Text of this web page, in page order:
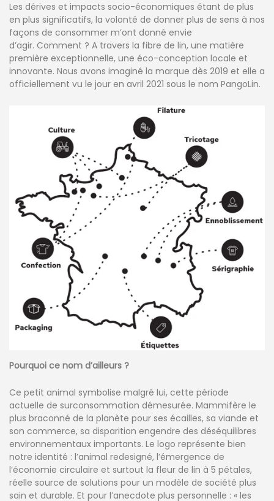
Les dérives et impacts socio-économiques étant de plus
en plus significatifs, la volonté de donner plus de sens à nos
façons de consommer m’ont donné envie
d’agir. Comment ? A travers la fibre de lin, une matière
première exceptionnelle, une éco-conception locale et
innovante. Nous avons imaginé la marque dès 2019 et elle a
officiellement vu le jour en avril 2021 sous le nom PangoLin.
Pourquoi ce nom d’ailleurs ?
Ce petit animal symbolise malgré lui, cette période
actuelle de surconsommation démesurée. Mammifère le
plus braconné de la planète pour ses écailles, sa viande et
son commerce, sa disparition engendre des déséquilibres
environnementaux importants. Le logo représente bien
notre identité : l’animal redesigné, l’émergence de
l’économie circulaire et surtout la fleur de lin à 5 pétales,
réelle source de solutions pour un modèle de société plus
sain et durable. Et pour l’anecdote plus personnelle : « les